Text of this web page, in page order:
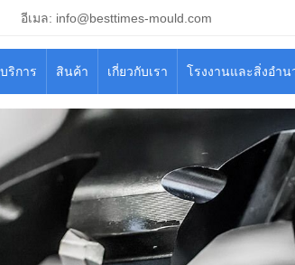
อีเมล: info@besttimes-mould.com
บริการ สินค้า เกี่ยวกับเรา โรงงานและสิ่งอำ